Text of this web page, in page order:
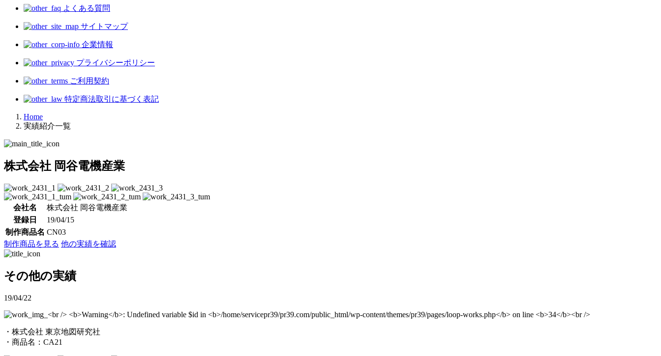
よくある質問
サイトマップ
企業情報
プライバシーポリシー
ご利用契約
特定商法取引に基づく表記
Home
実績紹介一覧
株式会社 岡谷電機産業
会社名
株式会社 岡谷電機産業
登録日
19/04/15
制作商品名 CN03
制作商品を見る 他の実績を確認
その他の実績
19/04/22
・株式会社 東京地図研究社
・商品名：CA21